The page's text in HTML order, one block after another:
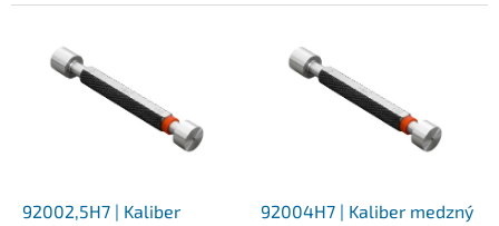
92002,5H7 | Kaliber
92004H7 | Kaliber medzný